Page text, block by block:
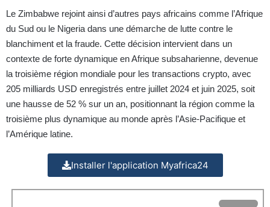
Le Zimbabwe rejoint ainsi d’autres pays africains comme l’Afrique
du Sud ou le Nigeria dans une démarche de lutte contre le
blanchiment et la fraude. Cette décision intervient dans un
contexte de forte dynamique en Afrique subsaharienne, devenue
la troisième région mondiale pour les transactions crypto, avec
205 milliards USD enregistrés entre juillet 2024 et juin 2025, soit
une hausse de 52 % sur un an, positionnant la région comme la
troisième plus dynamique au monde après l’Asie-Pacifique et
l’Amérique latine.
Installer l'application Myafrica24